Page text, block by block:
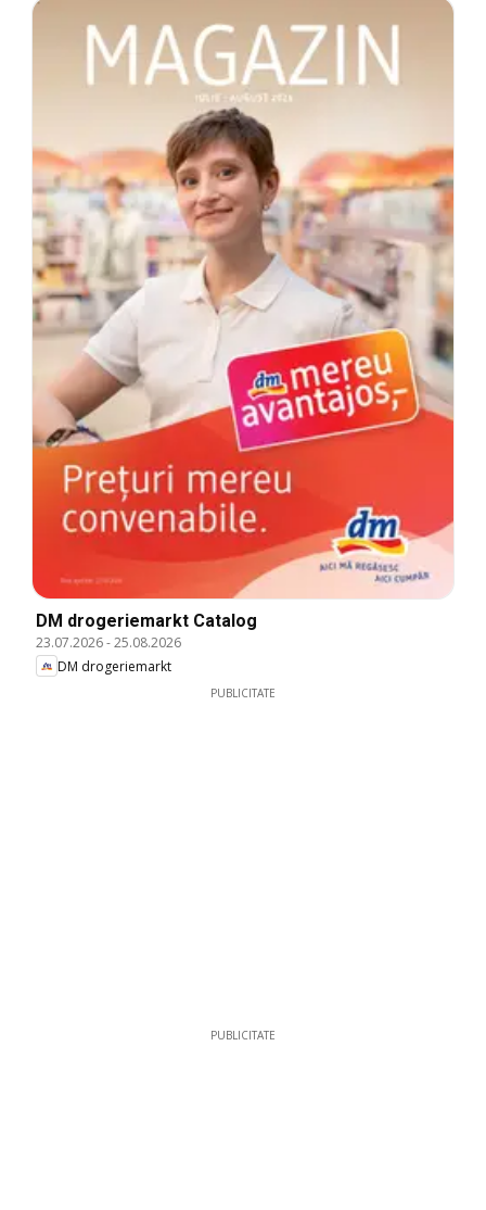
DM drogeriemarkt Catalog
23.07.2026-25.08.2026
DM drogeriemarkt
PUBLICITATE
PUBLICITATE